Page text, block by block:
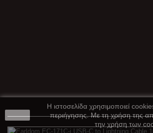
close
Η ιστοσελίδα χρησιμοποιεί
περιήγησης. Με τη χρήση της
την χρήση των